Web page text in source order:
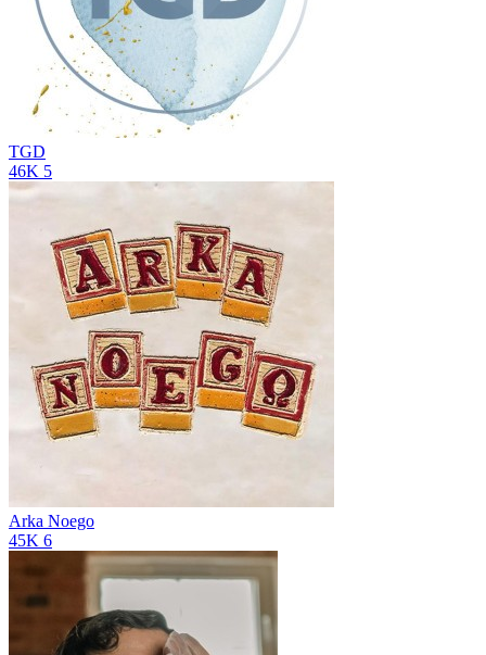
TGD
46K 5
Arka Noego
45K 6